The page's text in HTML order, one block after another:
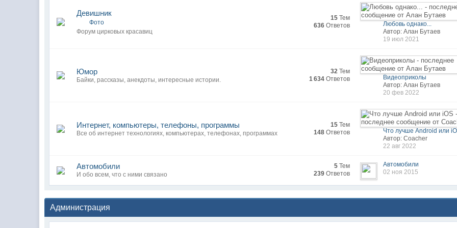
Девишник
Фото
Форум цирковых красавиц
15 Тем
636 Ответов
Любовь однако...
Автор: Алан Бутаев
19 июл 2021
Юмор
Байки, рассказы, анекдоты, интересные истории.
32 Тем
1 634 Ответов
Видеоприколы
Автор: Алан Бутаев
20 фев 2022
Интернет, компьютеры, телефоны, программы
Все об интернет технологиях, компьютерах, телефонах, программах
15 Тем
148 Ответов
Что лучше Android или
Автор: Coacher
22 авг 2022
Автомобили
И обо всем, что с ними связано
5 Тем
239 Ответов
Автомобили
02 ноя 2015
Администрация